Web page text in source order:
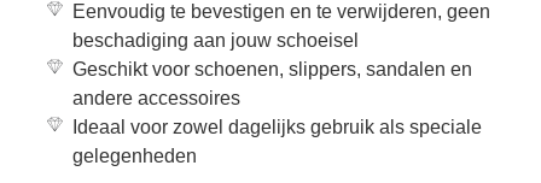
Eenvoudig te bevestigen en te verwijderen, geen
beschadiging aan jouw schoeisel
Geschikt voor schoenen, slippers, sandalen en
andere accessoires
Ideaal voor zowel dagelijks gebruik als speciale
gelegenheden